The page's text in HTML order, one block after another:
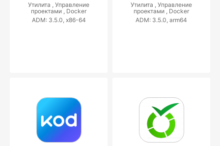
Утилита , Управление
проектами , Docker
ADM: 3.5.0, x86-64
Утилита , Управление
проектами , Docker
ADM: 3.5.0, arm64